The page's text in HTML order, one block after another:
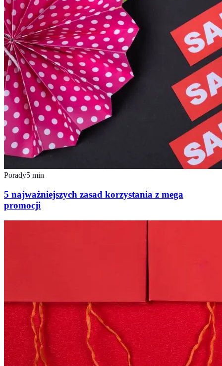
Porady5 min
5 najważniejszych zasad korzystania z mega
promocji